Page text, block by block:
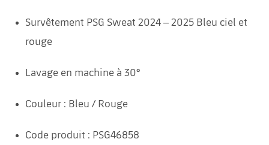
Survêtement PSG Sweat 2024 – 2025 Bleu ciel et
rouge
Lavage en machine à 30°
Couleur : Bleu / Rouge
Code produit : PSG46858